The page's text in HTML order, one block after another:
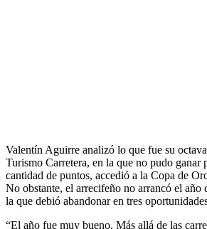
Valentín Aguirre analizó lo que fue su
Turismo Carretera, en la que no pudo ganar
cantidad de puntos, accedió a la Copa de
No obstante, el arrecifeño no arrancó el año
la que debió abandonar en tres
“El año fue muy bueno. Más allá de las